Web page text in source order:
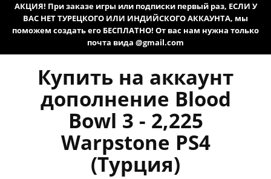
АКЦИЯ! При заказе игры или подписки первый раз, ЕСЛИ У
ВАС НЕТ ТУРЕЦКОГО ИЛИ ИНДИЙСКОГО АККАУНТА, мы
поможем создать его БЕСПЛАТНО! От вас нам нужна только
почта вида @gmail.com
Купить на аккаунт
дополнение Blood
Bowl 3 - 2,225
Warpstone PS4
(Турция)